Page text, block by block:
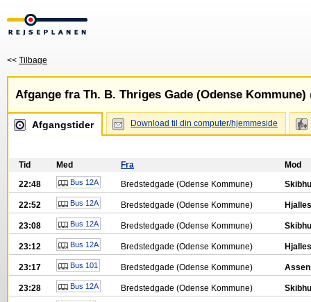
<< Tilbage
Afgange fra Th. B. Thriges Gade (Odense Kommune)
Afgangstider Download til din computer/hjemmeside
Tid Med Fra
Mod
22:48
Bus 12A Bredstedgade (Odense Kommune)
22:52 Bus 12A Bredstedgade (Odense Kommune)
23:08 Bus 12A Bredstedgade (Odense Kommune)
23:12 Bus 12A Bredstedgade (Odense Kommune)
23:17 Bus 101 Bredstedgade (Odense Kommune)
23:28 Bus 12A Bredstedgade (Odense Kommune)